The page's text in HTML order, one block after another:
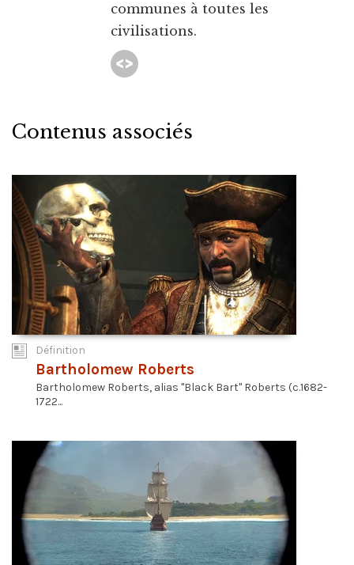
communes à toutes les
civilisations.
Contenus associés
Définition
Bartholomew Roberts
Bartholomew Roberts, alias "Black Bart" Roberts (c.1682-
1722...